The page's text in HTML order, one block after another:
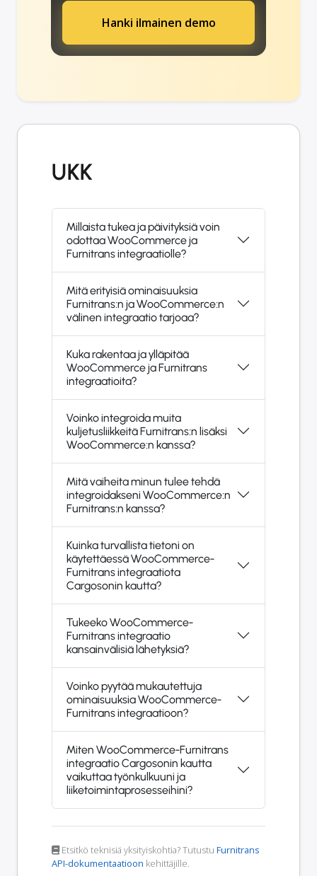
Hanki ilmainen demo
UKK
Millaista tukea ja päivityksiä voin
odottaa WooCommerce ja
Furnitrans integraatiolle?
Mitä erityisiä ominaisuuksia
Furnitrans:n ja WooCommerce:n
välinen integraatio tarjoaa?
Kuka rakentaa ja ylläpitää
WooCommerce ja Furnitrans
integraatioita?
Voinko integroida muita
kuljetusliikkeitä Furnitrans:n lisäksi
WooCommerce:n kanssa?
Mitä vaiheita minun tulee tehdä
integroidakseni WooCommerce:n
Furnitrans:n kanssa?
Kuinka turvallista tietoni on
käytettäessä WooCommerce-
Furnitrans integraatiota
Cargosonin kautta?
Tukeeko WooCommerce-
Furnitrans integraatio
kansainvälisiä lähetyksiä?
Voinko pyytää mukautettuja
ominaisuuksia WooCommerce-
Furnitrans integraatioon?
Miten WooCommerce-Furnitrans
integraatio Cargosonin kautta
vaikuttaa työnkulkuuni ja
liiketoimintaprosesseihini?
Etsitkö teknisiä yksityiskohtia? Tutustu Furnitrans
API-dokumentaatioon kehittäjille.